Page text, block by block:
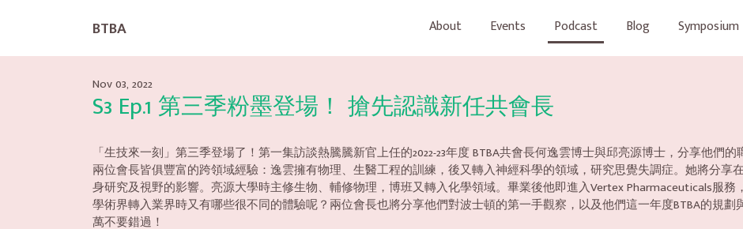
BTBA About Events Podcast Blog Symposium
Nov 03, 2022
S3 Ep.1 第三季粉墨登場！ 搶先認識新任共會長
「生技來一刻」第三季登場了！第一集訪談熱騰騰新官上任的2022-23年度 BTBA共會長何逸雲博士與邱亮源博士，分享他們的
兩位會長皆俱豐富的跨領域經驗：逸雲擁有物理、生醫工程的訓練，後又轉入神經科學的領域，研究思覺失調症。她將分享
身研究及視野的影響。亮源大學時主修生物、輔修物理，博班又轉入化學領域。畢業後他即進入Vertex Pharmaceuticals服
學術界轉入業界時又有哪些很不同的體驗呢？兩位會長也將分享他們對波士頓的第一手觀察，以及他們這一年度BTBA的規劃
萬不要錯過！